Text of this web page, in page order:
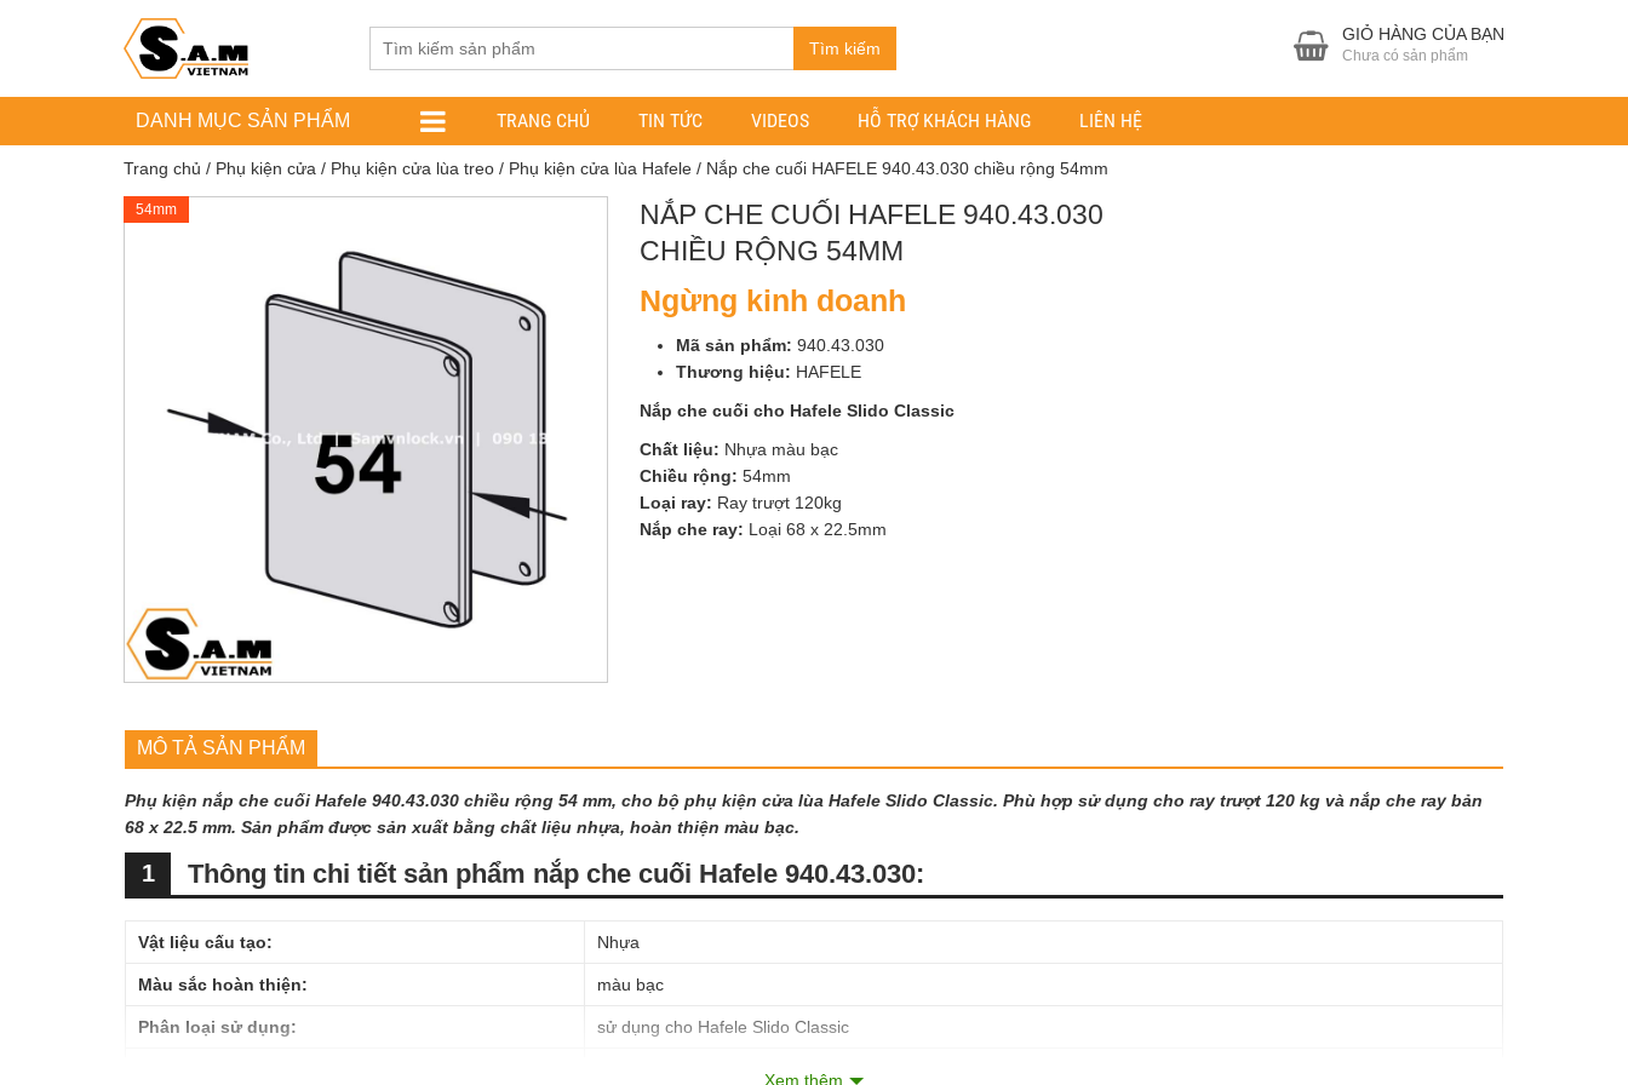
Tìm kiếm
GIỎ HÀNG CỦA BẠN
Chưa có sản phẩm
DANH MỤC SẢN PHẨM TRANG CHỦ TIN TỨC VIDEOS HỖ TRỢ KHÁCH HÀNG LIÊN HỆ
Trang chủ / Phụ kiện cửa / Phụ kiện cửa lùa treo / Phụ kiện cửa lùa Hafele / Nắp che cuối HAFELE 940.43.030 chiều rộng 54mm
54mm
NẮP CHE CUỐI HAFELE 940.43.030
CHIỀU RỘNG 54MM
Ngừng kinh doanh
Mã sản phẩm: 940.43.030
Thương hiệu: HAFELE
Nắp che cuối cho Hafele Slido Classic
Chất liệu: Nhựa màu bạc
Chiều rộng: 54mm
Loại ray: Ray trượt 120kg
Nắp che ray: Loại 68 x 22.5mm
MÔ TẢ SẢN PHẨM
Phụ kiện nắp che cuối Hafele 940.43.030 chiều rộng 54 mm, cho bộ phụ kiện cửa lùa Hafele Slido Classic. Phù hợp sử dụng cho ray trượt 120 kg và nắp che ray bản
68 x 22.5 mm. Sản phẩm được sản xuất bằng chất liệu nhựa, hoàn thiện màu bạc.
Thông tin chi tiết sản phẩm nắp che cuối Hafele 940.43.030:
1
Vật liệu cấu tạo: Nhựa
Màu sắc hoàn thiện: màu bạc
Phân loại sử dụng: sử dụng cho Hafele Slido Classic
Xem thêm